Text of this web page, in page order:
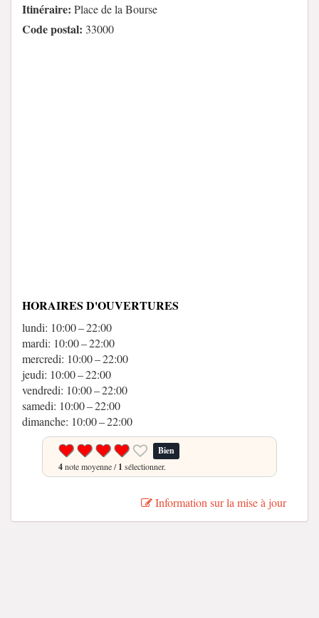
Itinéraire: Place de la Bourse
Code postal: 33000
HORAIRES D'OUVERTURES
lundi: 10:00 – 22:00
mardi: 10:00 – 22:00
mercredi: 10:00 – 22:00
jeudi: 10:00 – 22:00
vendredi: 10:00 – 22:00
samedi: 10:00 – 22:00
dimanche: 10:00 – 22:00
Bien
4note moyenne /1 sélectionner.
Information sur la mise à jour